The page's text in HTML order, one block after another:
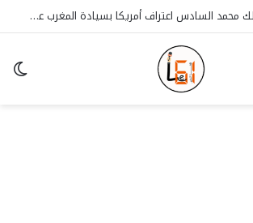
ترامب يجدد للملك محمد السادس اعتراف أمريكا بسيادة المغرب على الصحراء